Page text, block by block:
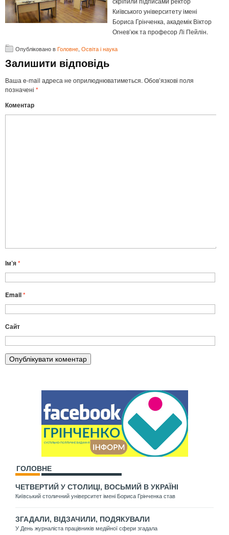
Київського університету імені
Бориса Грінченка, академік Віктор
Огнев’юк та професор Лі Пейлін.
Опубліковано вГоловне, Освіта і наука
Залишити відповідь
Ваша e-mail адреса не оприлюднюватиметься. Обов’язкові поля
позначені *
Коментар
Ім’я*
Email*
Сайт
ГОЛОВНЕ
ЧЕТВЕРТИЙ У СТОЛИЦІ, ВОСЬМИЙ В УКРАЇНІ
Київський столичний університет імені Бориса Грінченка став
ЗГАДАЛИ, ВІДЗАЧИЛИ, ПОДЯКУВАЛИ
У День журналіста працівників медійної сфери згадала